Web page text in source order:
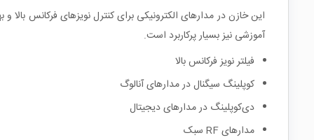
این خازن در مدارهای الکترونیکی برای کنترل نویزهای فرکانس
آموزشی نیز بسیار پرکاربرد است.
فیلتر نویز فرکانس بالا
کوپلینگ سیگنال در مدارهای آنالوگ
دی‌کوپلینگ در مدارهای دیجیتال
مدارهای RF سبک